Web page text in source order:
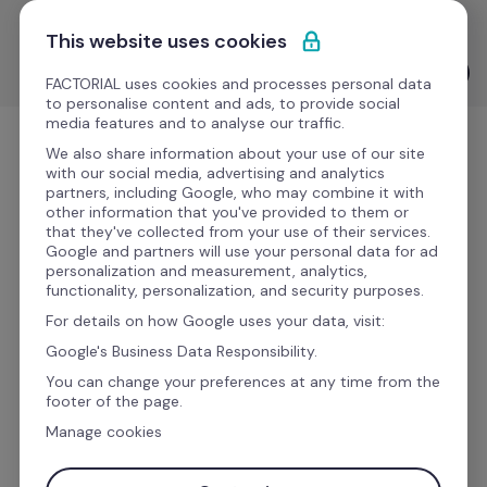
Pular para o conteúdo
Descomplique seu RH: tome decisões estratégicas com
Avaliações de Desempenho guiadas por IA. 🚀
Experimente Grátis
Avaliação de
Desempenho com IA:
decisões justas, dados
reais.
This website uses cookies
FACTORIAL uses cookies and processes personal data
to personalise content and ads, to provide social
media features and to analyse our traffic.
We also share information about your use of our site
with our social media, advertising and analytics
partners, including Google, who may combine it with
other information that you've provided to them or
that they've collected from your use of their services.
Google and partners will use your personal data for ad
personalization and measurement, analytics,
functionality, personalization, and security purposes.
For details on how Google uses your data, visit:
Google's Business Data Responsibility.
You can change your preferences at any time from the
footer of the page.
Manage cookies